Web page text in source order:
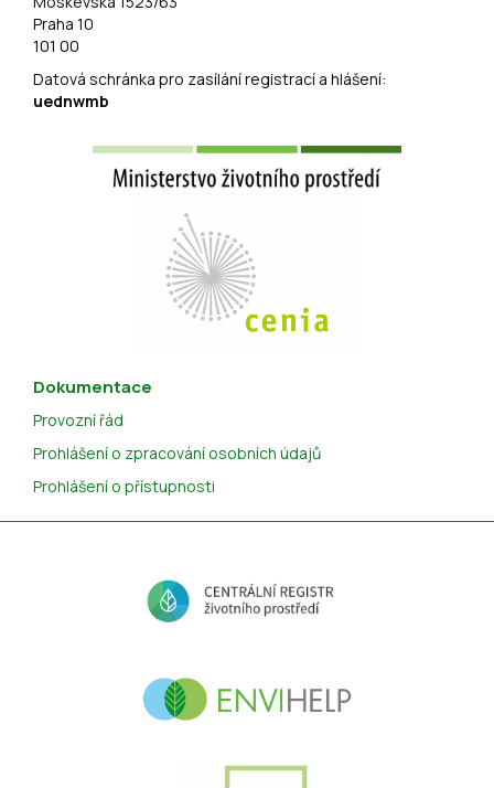
Praha 10
101 00
Datová schránka pro zasílání registrací a hlášení:
uednwmb
Dokumentace
Provozní řád
Prohlášení o zpracování osobních údajů
Prohlášení o přístupnosti